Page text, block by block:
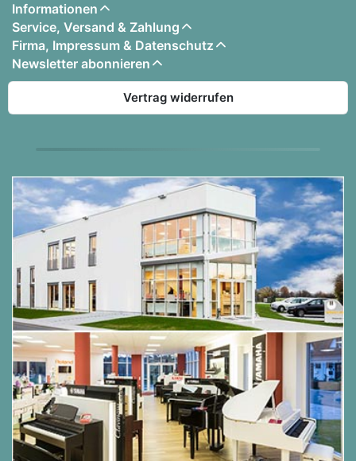
Informationen
Service, Versand & Zahlung
Firma, Impressum & Datenschutz
Newsletter abonnieren
Vertrag widerrufen